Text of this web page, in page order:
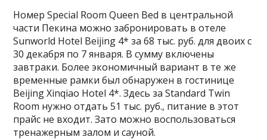
Номер Special Room Queen Bed в центральной
части Пекина можно забронировать в отеле
Sunworld Hotel Beijing 4* за 68 тыс. руб. для двоих с
30 декабря по 7 января. В сумму включены
завтраки. Более экономичный вариант в те же
временные рамки был обнаружен в гостинице
Beijing Xinqiao Hotel 4*. Здесь за Standard Twin
Room нужно отдать 51 тыс. руб., питание в этот
прайс не входит. Зато можно воспользоваться
тренажерным залом и сауной.